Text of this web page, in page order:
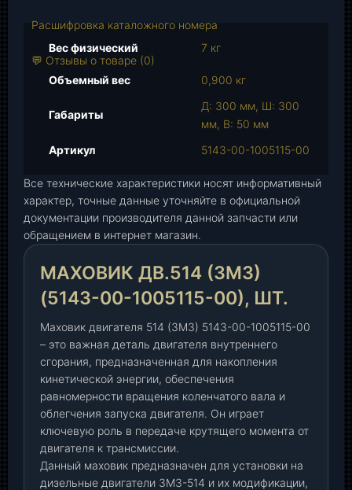
т
в
о
в
и
к
в
1
М
5
Расшифровка каталожного номера
💬 Отзывы о товаре (0)
Вес физический 7 кг
Объемный вес 0,900 кг
Габариты
Д: 300 мм, Ш: 300
мм, В: 50 мм
Артикул
5143-00-1005115-00
Все технические характеристики носят информативный
характер, точные данные уточняйте в официальной
документации производителя данной запчасти или
обращением в интернет магазин.
МАХОВИК ДВ.514 (ЗМЗ)
(5143-00-1005115-00), ШТ.
Маховик двигателя 514 (ЗМЗ) 5143-00-1005115-00
– это важная деталь двигателя внутреннего
сгорания, предназначенная для накопления
кинетической энергии, обеспечения
равномерности вращения коленчатого вала и
облегчения запуска двигателя. Он играет
ключевую роль в передаче крутящего момента от
двигателя к трансмиссии.
Данный маховик предназначен для установки на
дизельные двигатели ЗМЗ-514 и их модификации,